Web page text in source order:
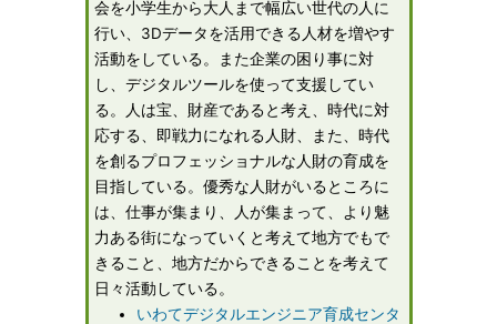
会を小学生から大人まで幅広い世代の人に
行い、3Dデータを活用できる人材を増やす
活動をしている。また企業の困り事に対
し、デジタルツールを使って支援してい
る。人は宝、財産であると考え、時代に対
応する、即戦力になれる人財、また、時代
を創るプロフェッショナルな人財の育成を
目指している。優秀な人財がいるところに
は、仕事が集まり、人が集まって、より魅
力ある街になっていくと考えて地方でもで
きること、地方だからできることを考えて
日々活動している。
いわてデジタルエンジニア育成センタ